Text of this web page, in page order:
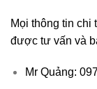
Mọi thông tin chi
được tư vấn và
Mr Quảng: